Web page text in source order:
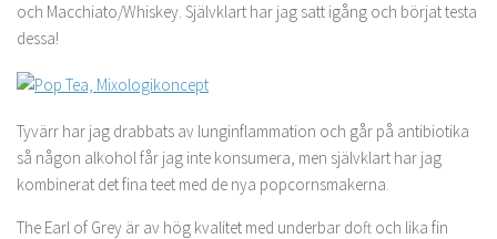
och Macchiato/Whiskey. Självklart har jag satt igång och börjat testa
dessa!
Tyvärr har jag drabbats av lunginflammation och går på antibiotika
så någon alkohol får jag inte konsumera, men självklart har jag
kombinerat det fina teet med de nya popcornsmakerna.
The Earl of Grey är av hög kvalitet med underbar doft och lika fin